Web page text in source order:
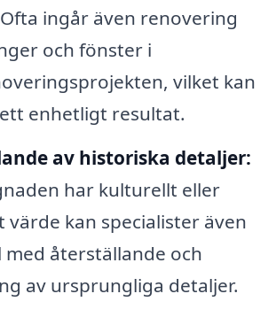
Ofta ingår även renovering
och fönster i
vilket kan
enhetligt resultat.
av historiska detaljer:
har kulturellt eller
värde kan specialister även
med återställande och
av ursprungliga detaljer.